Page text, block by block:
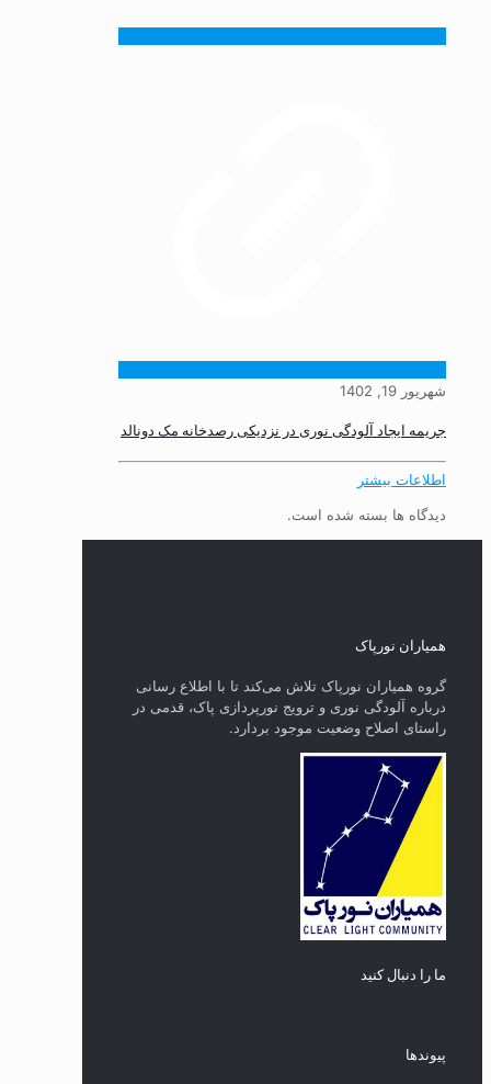
شهریور 19, 1402
جریمه ایجاد آلودگی نوری در نزدیکی رصدخانه مک دونالد
اطلاعات بیشتر
دیدگاه ها بسته شده است.
همیاران نورپاک
گروه همیاران نورپاک تلاش می‌کند تا با اطلاع رسانی
درباره آلودگی نوری و ترویج نورپردازی پاک، قدمی در
راستای‌ اصلاح وضعیت موجود بردارد.
ما را دنبال کنید
پیوند‌ها